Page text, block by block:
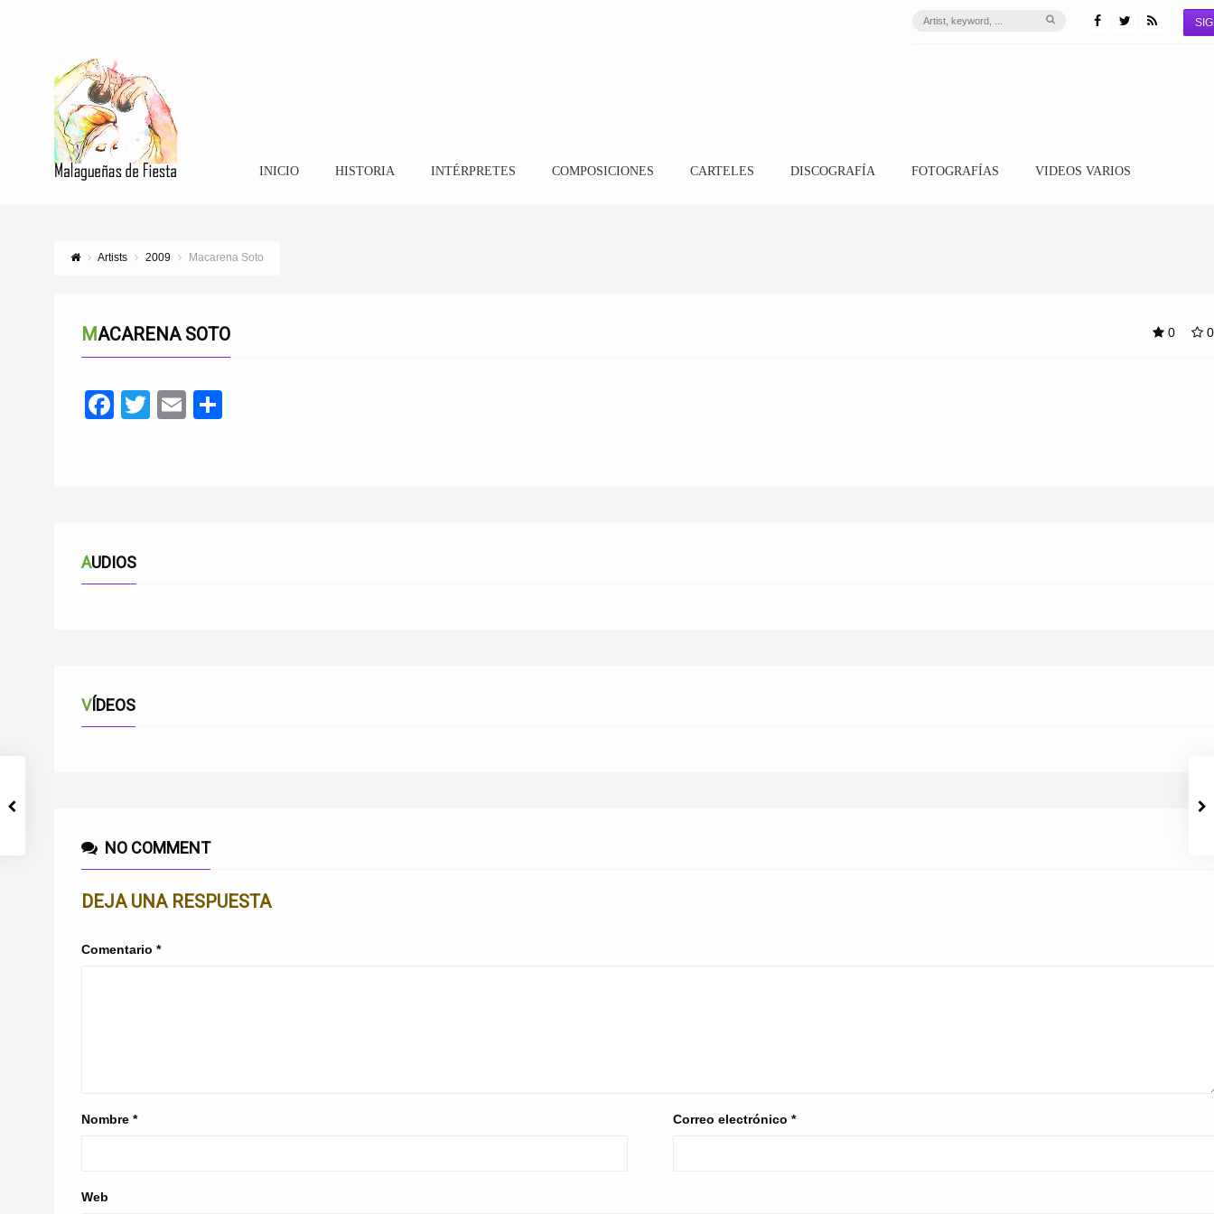
INICIO HISTORIA INTÉRPRETES COMPOSICIONES CARTELES DISCOGRAFÍA FOTOGRAFÍAS VIDEOS VARIOS
Artists 2009 Macarena Soto
0 0
MACARENA SOTO
Facebook
TwitterEmail
AUDIOS
VÍDEOS
NO COMMENT
DEJA UNA RESPUESTA
Comentario *
Nombre * Correo electrónico*
Web